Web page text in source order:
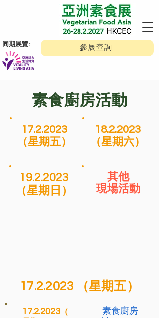
參展查詢
​同期展覽:
​素食廚房活動
17.2.2023
（星期五）
18.2.2023
（星期六）
19.2.2023
（星期日）
其他
現場活動
17.2.2023 （星期五）
17.2.2023 （
素食廚房